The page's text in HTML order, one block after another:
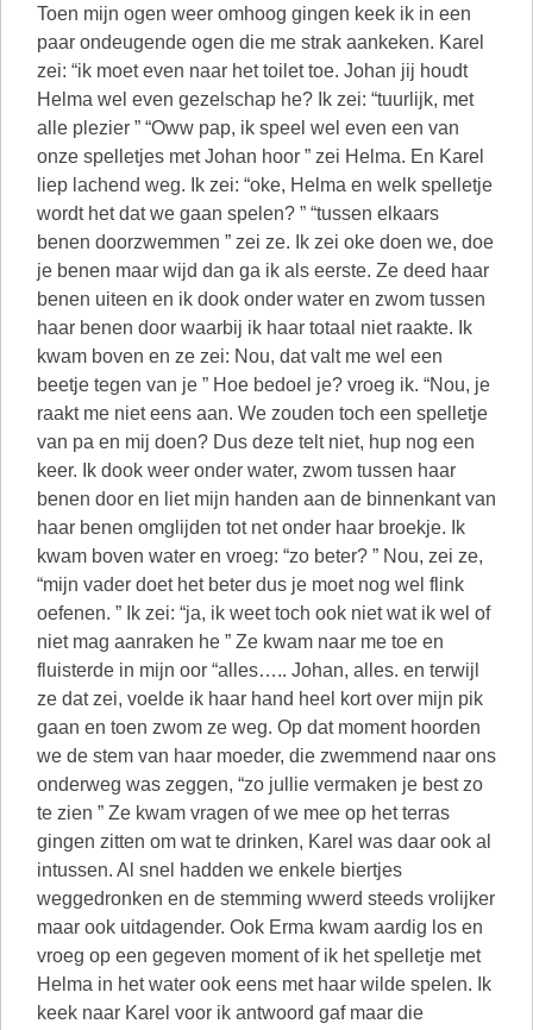
Toen mijn ogen weer omhoog gingen keek ik in een
paar ondeugende ogen die me strak aankeken. Karel
zei: “ik moet even naar het toilet toe. Johan jij houdt
Helma wel even gezelschap he? Ik zei: “tuurlijk, met
alle plezier ” “Oww pap, ik speel wel even een van
onze spelletjes met Johan hoor ” zei Helma. En Karel
liep lachend weg. Ik zei: “oke, Helma en welk spelletje
wordt het dat we gaan spelen? ” “tussen elkaars
benen doorzwemmen ” zei ze. Ik zei oke doen we, doe
je benen maar wijd dan ga ik als eerste. Ze deed haar
benen uiteen en ik dook onder water en zwom tussen
haar benen door waarbij ik haar totaal niet raakte. Ik
kwam boven en ze zei: Nou, dat valt me wel een
beetje tegen van je ” Hoe bedoel je? vroeg ik. “Nou, je
raakt me niet eens aan. We zouden toch een spelletje
van pa en mij doen? Dus deze telt niet, hup nog een
keer. Ik dook weer onder water, zwom tussen haar
benen door en liet mijn handen aan de binnenkant van
haar benen omglijden tot net onder haar broekje. Ik
kwam boven water en vroeg: “zo beter? ” Nou, zei ze,
“mijn vader doet het beter dus je moet nog wel flink
oefenen. ” Ik zei: “ja, ik weet toch ook niet wat ik wel of
niet mag aanraken he ” Ze kwam naar me toe en
fluisterde in mijn oor “alles….. Johan, alles. en terwijl
ze dat zei, voelde ik haar hand heel kort over mijn pik
gaan en toen zwom ze weg. Op dat moment hoorden
we de stem van haar moeder, die zwemmend naar ons
onderweg was zeggen, “zo jullie vermaken je best zo
te zien ” Ze kwam vragen of we mee op het terras
gingen zitten om wat te drinken, Karel was daar ook al
intussen. Al snel hadden we enkele biertjes
weggedronken en de stemming wwerd steeds vrolijker
maar ook uitdagender. Ook Erma kwam aardig los en
vroeg op een gegeven moment of ik het spelletje met
Helma in het water ook eens met haar wilde spelen. Ik
keek naar Karel voor ik antwoord gaf maar die